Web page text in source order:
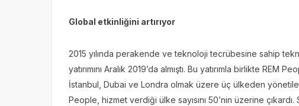
Global etkinliğini artırıyor
2015 yılında perakende ve teknoloji tecrübesine sahip
yatırımını Aralık 2019’da almıştı. Bu yatırımla birlikte REM
İstanbul, Dubai ve Londra olmak üzere üç ülkeden
People, hizmet verdiği ülke sayısını 50’nin üzerine